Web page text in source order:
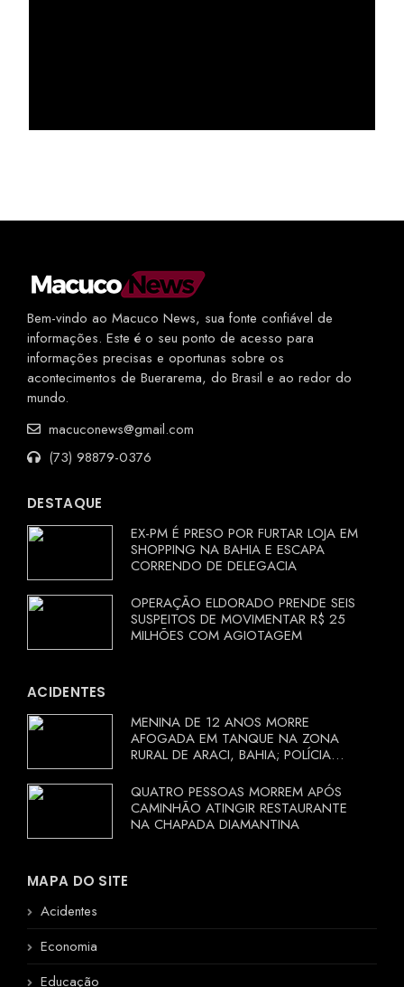
Bem-vindo ao Macuco News, sua fonte confiável de
informações. Este é o seu ponto de acesso para
informações precisas e oportunas sobre os
acontecimentos de Buerarema, do Brasil e ao redor do
mundo.
macuconews@gmail.com
(73) 98879-0376
DESTAQUE
EX-PM É PRESO POR FURTAR LOJA EM
SHOPPING NA BAHIA E ESCAPA
CORRENDO DE DELEGACIA
OPERAÇÃO ELDORADO PRENDE SEIS
SUSPEITOS DE MOVIMENTAR R$ 25
MILHÕES COM AGIOTAGEM
ACIDENTES
MENINA DE 12 ANOS MORRE
AFOGADA EM TANQUE NA ZONA
RURAL DE ARACI, BAHIA; POLÍCIA
QUATRO PESSOAS MORREM APÓS
CAMINHÃO ATINGIR RESTAURANTE
NA CHAPADA DIAMANTINA
MAPA DO SITE
Acidentes
Economia
Educação